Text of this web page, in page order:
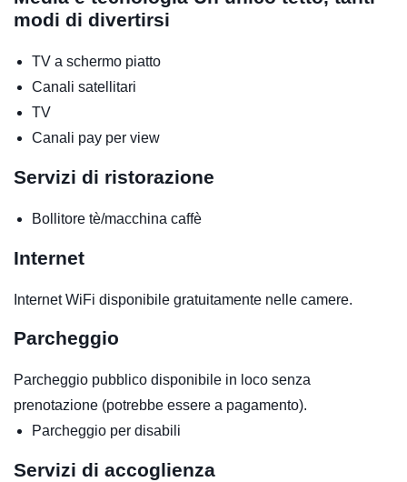
modi di divertirsi
TV a schermo piatto
Canali satellitari
TV
Canali pay per view
Servizi di ristorazione
Bollitore tè/macchina caffè
Internet
Internet WiFi disponibile gratuitamente nelle camere.
Parcheggio
Parcheggio pubblico disponibile in loco senza
prenotazione (potrebbe essere a pagamento).
Parcheggio per disabili
Servizi di accoglienza